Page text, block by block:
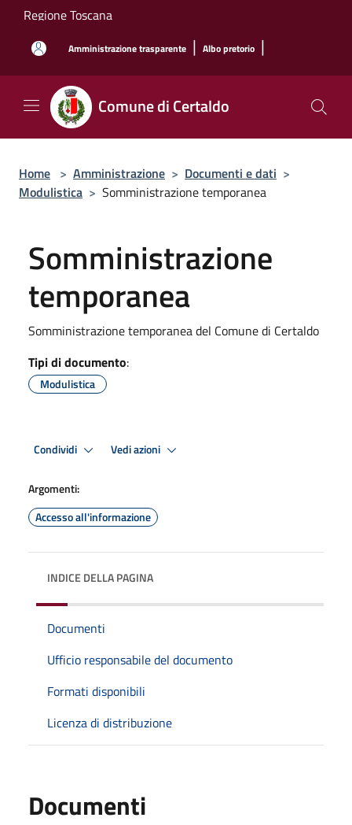
Salta al contenuto principale
Regione Toscana
Amministrazione trasparente | Albo pretorio |
Comune di Certaldo
Home > Amministrazione > Documenti e dati >
Modulistica > Somministrazione temporanea
Somministrazione
temporanea
Somministrazione temporanea del Comune di Certaldo
Tipi di documento:
Modulistica
Condividi Vedi azioni
Argomenti:
Accesso all'informazione
INDICE DELLA PAGINA
Documenti
Ufficio responsabile del documento
Formati disponibili
Licenza di distribuzione
Documenti